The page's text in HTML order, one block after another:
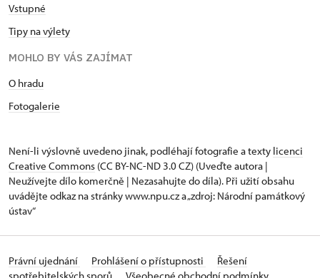
Vstupné
Tipy na výlety
MOHLO BY VÁS ZAJÍMAT
O hradu
Fotogalerie
Není-li výslovně uvedeno jinak, podléhají fotografie a texty licenci
Creative Commons (CC BY-NC-ND 3.0 CZ) (Uveďte autora |
Neužívejte dílo komerčně | Nezasahujte do díla). Při užití obsahu
uvádějte odkaz na stránky www.npu.cz a „zdroj: Národní památkový
ústav“
Právní ujednání Prohlášení o přístupnosti
Řešení
spotřebitelských sporů
Všeobecné obchodní podmínky